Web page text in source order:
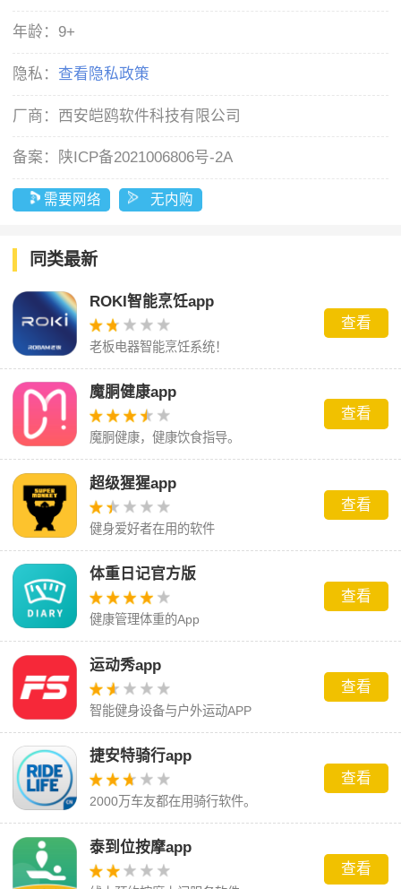
年龄： 9+
隐私： 查看隐私政策
厂商： 西安皑鸥软件科技有限公司
备案： 陕ICP备2021006806号-2A
需要网络 无内购
同类最新
ROKI智能烹饪app
老板电器智能烹饪系统！
查看
魔胴健康app
魔胴健康，健康饮食指导。
查看
超级猩猩app
健身爱好者在用的软件
查看
体重日记官方版
健康管理体重的App
查看
运动秀app
智能健身设备与户外运动APP
查看
捷安特骑行app
2000万车友都在用骑行软件。
查看
泰到位按摩app
查看